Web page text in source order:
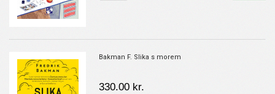
Bakman F. Slika s morem
330.00 kr.